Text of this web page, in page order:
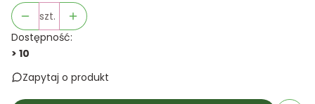
szt.
Dostępność:
> 10
Zapytaj o produkt